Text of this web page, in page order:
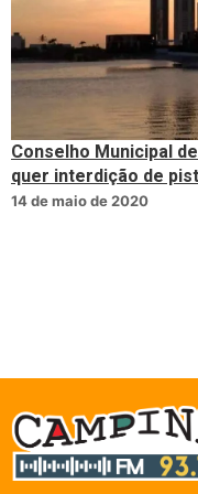
Conselho Municipal
quer interdição de
14 de maio de 2020